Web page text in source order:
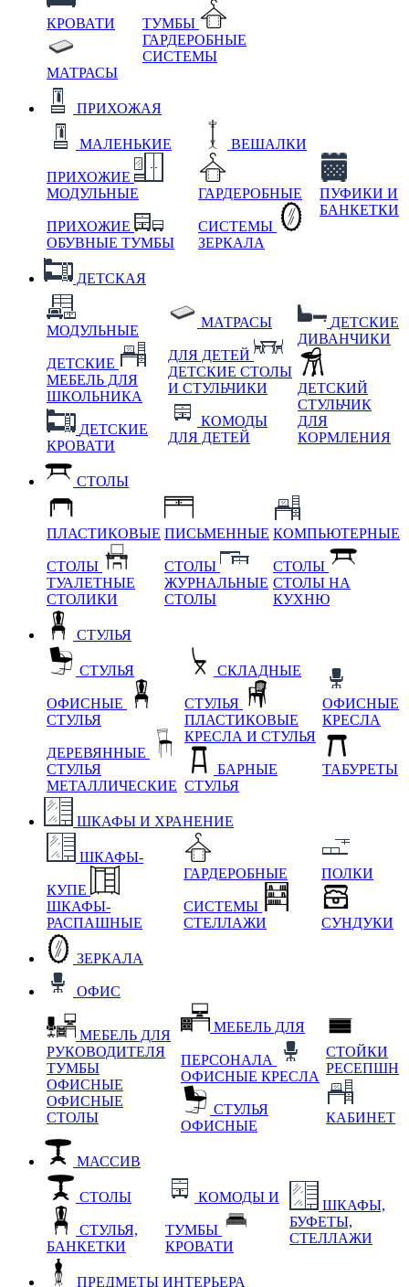
КРОВАТИ
МАТРАСЫ
ТУМБЫ
ГАРДЕРОБНЫЕ
СИСТЕМЫ
ПРИХОЖАЯ
МАЛЕНЬКИЕ
ПРИХОЖИЕ
МОДУЛЬНЫЕ
ПРИХОЖИЕ
ОБУВНЫЕ ТУМБЫ
ВЕШАЛКИ
ГАРДЕРОБНЫЕ
СИСТЕМЫ
ЗЕРКАЛА
ПУФИКИ И
БАНКЕТКИ
ДЕТСКАЯ
МОДУЛЬНЫЕ
ДЕТСКИЕ
МЕБЕЛЬ ДЛЯ
ШКОЛЬНИКА
ДЕТСКИЕ
КРОВАТИ
МАТРАСЫ
ДЛЯ ДЕТЕЙ
ДЕТСКИЕ СТОЛЫ
И СТУЛЬЧИКИ
КОМОДЫ
ДЛЯ ДЕТЕЙ
ДЕТСКИЕ
ДИВАНЧИКИ
ДЕТСКИЙ
СТУЛЬЧИК
ДЛЯ
КОРМЛЕНИЯ
СТОЛЫ
ПЛАСТИКОВЫЕ
СТОЛЫ
ТУАЛЕТНЫЕ
СТОЛИКИ
ПИСЬМЕННЫЕ
СТОЛЫ
ЖУРНАЛЬНЫЕ
СТОЛЫ
КОМПЬЮТЕРНЫЕ
СТОЛЫ
СТОЛЫ НА
КУХНЮ
СТУЛЬЯ
СТУЛЬЯ
ОФИСНЫЕ
СТУЛЬЯ
ДЕРЕВЯННЫЕ
СТУЛЬЯ
МЕТАЛЛИЧЕСКИЕ
СКЛАДНЫЕ
СТУЛЬЯ
ПЛАСТИКОВЫЕ
КРЕСЛА И СТУЛЬЯ
БАРНЫЕ
СТУЛЬЯ
ОФИСНЫЕ
КРЕСЛА
ТАБУРЕТЫ
ШКАФЫ И ХРАНЕНИЕ
ШКАФЫ-
КУПЕ
ШКАФЫ-
РАСПАШНЫЕ
ГАРДЕРОБНЫЕ
СИСТЕМЫ
СТЕЛЛАЖИ
ПОЛКИ
СУНДУКИ
ЗЕРКАЛА
ОФИС
МЕБЕЛЬ ДЛЯ
РУКОВОДИТЕЛЯ
ТУМБЫ
ОФИСНЫЕ
ОФИСНЫЕ
СТОЛЫ
МЕБЕЛЬ ДЛЯ
ПЕРСОНАЛА
ОФИСНЫЕ КРЕСЛА
СТУЛЬЯ
ОФИСНЫЕ
СТОЙКИ
РЕСЕПШН
КАБИНЕТ
МАССИВ
СТОЛЫ
СТУЛЬЯ,
БАНКЕТКИ
КОМОДЫ И
ТУМБЫ
КРОВАТИ
ШКАФЫ,
БУФЕТЫ,
СТЕЛЛАЖИ
ПРЕДМЕТЫ ИНТЕРЬЕРА